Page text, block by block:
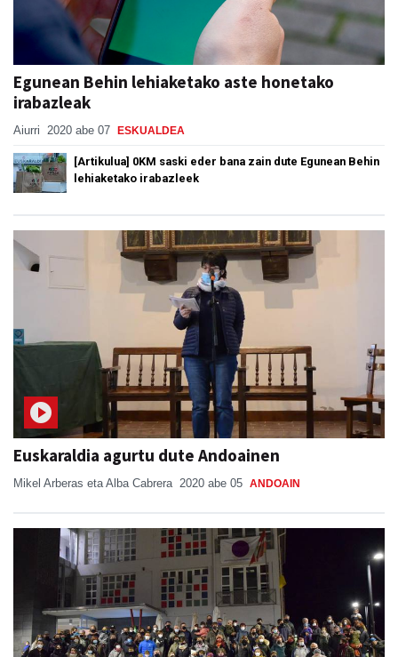
Egunean Behin lehiaketako aste honetako
irabazleak
Aiurri 2020 abe 07 ESKUALDEA
[Artikulua] 0KM saski eder bana zain dute Egunean Behin
lehiaketako irabazleek
Euskaraldia agurtu dute Andoainen
Mikel Arberas eta Alba Cabrera 2020 abe 05 ANDOAIN